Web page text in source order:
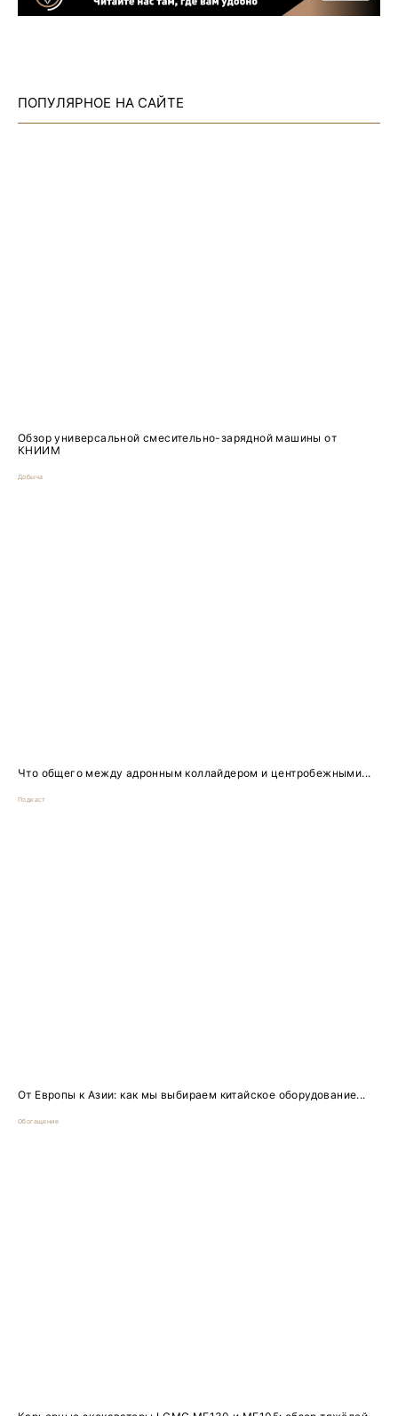
ПОПУЛЯРНОЕ НА САЙТЕ
Обзор универсальной смесительно-зарядной машины от
КНИИМ
Добыча
Что общего между адронным коллайдером и центробежными...
Подкаст
От Европы к Азии: как мы выбираем китайское оборудование...
Обогащение